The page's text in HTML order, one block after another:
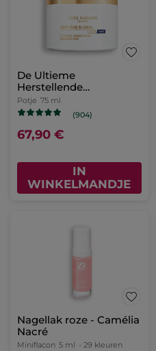
De Ultieme
Herstellende
Verzorging - Dag en
Nacht
Potje 75 ml
(904)
67,90 €
IN
WINKELMANDJE
Nagellak roze - Camélia
Nacré
Miniflacon 5 ml - 29 kleuren